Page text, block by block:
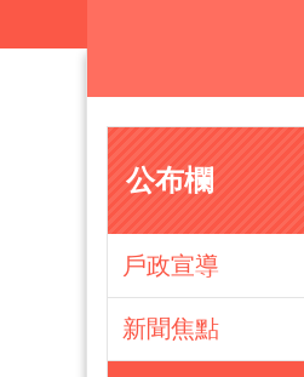
公布欄
戶政宣導
新聞焦點